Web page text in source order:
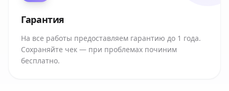
Гарантия
На все работы предоставляем гарантию до 1 года.
Сохраняйте чек — при проблемах починим
бесплатно.